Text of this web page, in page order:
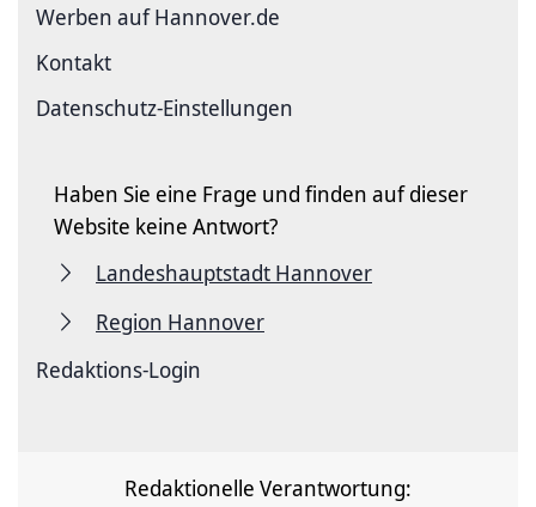
Werben auf Hannover.de
Kontakt
Datenschutz-Einstellungen
Haben Sie eine Frage und finden auf dieser
Website keine Antwort?
Landeshauptstadt Hannover
Region Hannover
Redaktions-Login
Redaktionelle Verantwortung: